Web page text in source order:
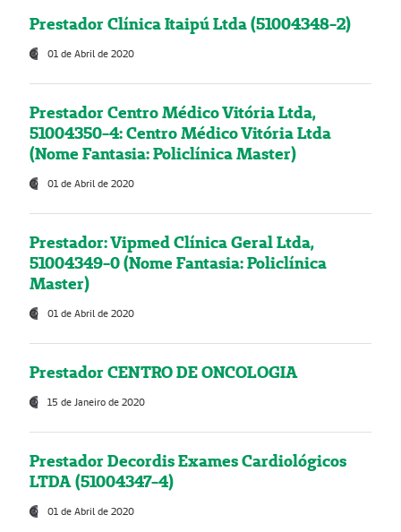
Prestador Clínica Itaipú Ltda (51004348-2)
01 de Abril de 2020
Prestador Centro Médico Vitória Ltda,
51004350-4: Centro Médico Vitória Ltda
(Nome Fantasia: Policlínica Master)
01 de Abril de 2020
Prestador: Vipmed Clínica Geral Ltda,
51004349-0 (Nome Fantasia: Policlínica
Master)
01 de Abril de 2020
Prestador CENTRO DE ONCOLOGIA
15 de Janeiro de 2020
Prestador Decordis Exames Cardiológicos
LTDA (51004347-4)
01 de Abril de 2020